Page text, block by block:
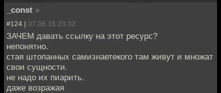
_const »
#124 | 07.06.15 23:32
ЗАЧЕМ давать ссылку на этот ресурс?
непонятно.
стая штопанных самизнаетекого там живут и множат
свои сущности.
не надо их пиарить.
даже возражая